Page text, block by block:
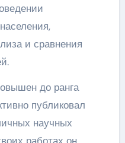
и сравнения
до ранга
публиковал
научных
работах он